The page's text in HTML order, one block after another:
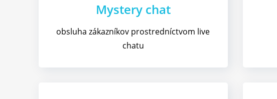
Mystery chat
obsluha zákazníkov prostredníctvom live
chatu